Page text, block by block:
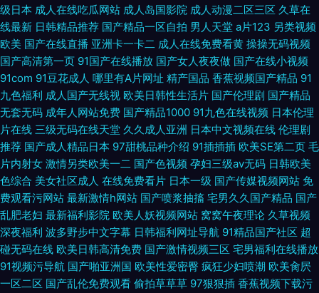
级日本 成人在线吃瓜网站 成人岛国影院 成人动漫二区三区 久草在
线最新 日韩精品推荐 国产精品一区自拍 男人天堂 a片123 另类视频
欧美 国产在线直播 亚洲卡一卡二 成人在线免费看黄 操操无码视频
国产高清第一页 91国产在线播放 国产女人夜夜做 国产在线小视频
91com 91豆花成人 哪里有A片网址 精产国品 香蕉视频国产精品 91
九色福利 成人国产无线视 欧美日韩性生活片 国产伦理剧 国产精品
无套无码 成年人网站免费 国产精品1000 91九色在线视频 日本伦理
片在线 三级无码在线天堂 久久成人亚洲 日本中文视频在线 伦理剧
推荐 国产成人精品日本 97甜桃品种介绍 91插插插 欧美SE第二页 毛
片内射女 激情另类欧美一二 国产色视频 孕妇三级av无码 日韩欧美
色综合 美女社区成人 在线免费看片 日本一级 国产传媒视频网站 免
费观看污网站 最新激情h网站 国产喷浆抽搐 宅男久久国产精品 国产
乱肥老妇 最新福利影院 欧美人妖视频网站 窝窝午夜理论 久草视频
深夜福利 波多野步中文字幕 日韩福利网址导航 91精品国产社区 超
碰无码在线 欧美日韩高清免费 国产激情视频三区 宅男福利在线播放
91视频污导航 国产啪亚洲国 欧美性爱密臀 疯狂少妇喷潮 欧美肏屄
一区二区 国产乱伦免费观看 偷拍草草草 97狠狠插 香蕉视频下载污